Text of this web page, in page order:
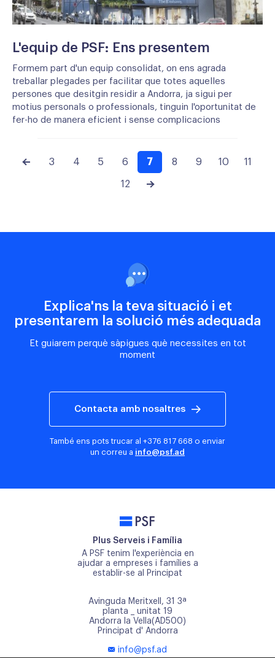
L'equip de PSF: Ens presentem
Formem part d'un equip consolidat, on ens agrada
treballar plegades per facilitar que totes aquelles
persones que desitgin residir a Andorra, ja sigui per
motius personals o professionals, tinguin l'oportunitat de
fer-ho de manera eficient i sense complicacions
3 4 5 6 7 8 9 10 11
12
Explica'ns la teva situació i et
presentarem la solució més adequada
Et guiarem perquè sàpigues què necessites en tot
moment
Contacta amb nosaltres
També ens pots trucar al +376 817 668 o enviar
un correu a info@psf.ad
PSF
Plus Serveis i Família
A PSF tenim l'experiència en
ajudar a empreses i famílies a
establir-se al Principat
Avinguda Meritxell, 31 3ª
planta _ unitat 19
Andorra la Vella(AD500)
Principat d' Andorra
info@psf.ad